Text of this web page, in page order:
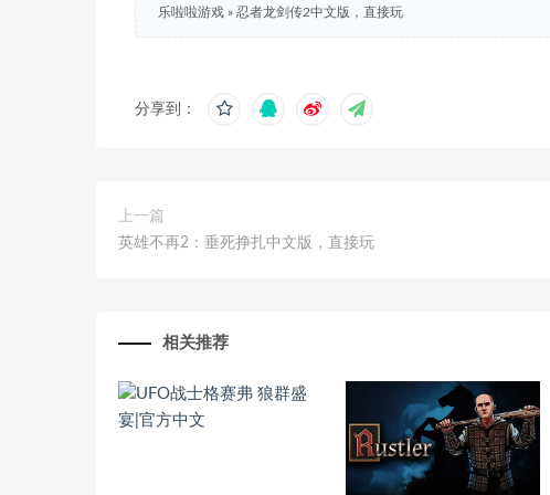
乐啦啦游戏 » 忍者龙剑传2中文版，直接玩
分享到：
上一篇
英雄不再2：垂死挣扎中文版，直接玩
相关推荐